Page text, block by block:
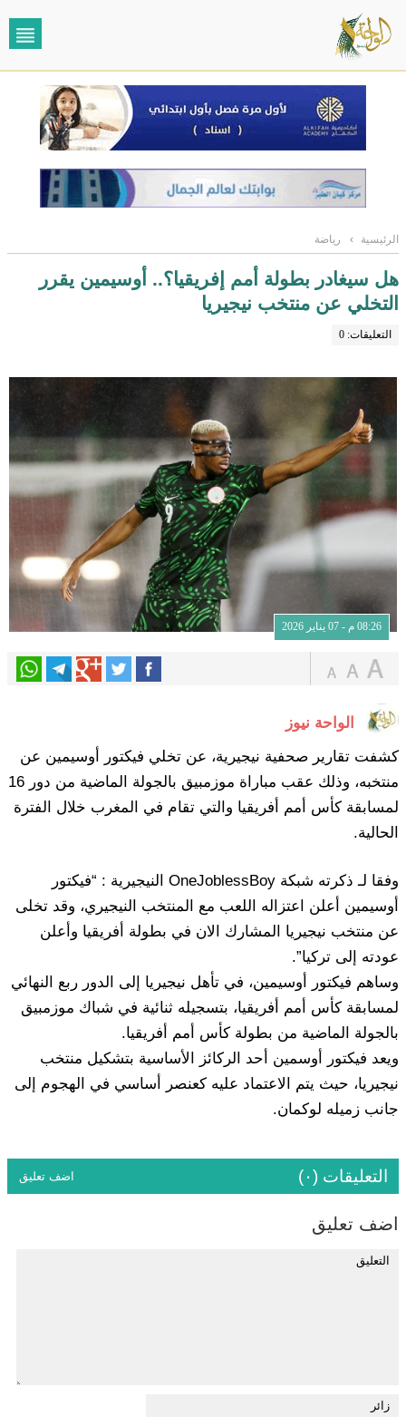
الرئيسية › رياضة
هل سيغادر بطولة أمم إفريقيا؟.. أوسيمين يقرر
التخلي عن منتخب نيجيريا
التعليقات: 0
08:26 م - 07 يناير 2026
الواحة نيوز
كشفت تقارير صحفية نيجيرية، عن تخلي فيكتور أوسيمين عن
منتخبه، وذلك عقب مباراة موزمبيق بالجولة الماضية من دور 16
لمسابقة كأس أمم أفريقيا والتي تقام في المغرب خلال الفترة
الحالية.
وفقا لـ ذكرته شبكة OneJoblessBoy النيجيرية : “فيكتور
أوسيمين أعلن اعتزاله اللعب مع المنتخب النيجيري، وقد تخلى
عن منتخب نيجيريا المشارك الان في بطولة أفريقيا وأعلن
عودته إلى تركيا”.
وساهم فيكتور أوسيمين، في تأهل نيجيريا إلى الدور ربع النهائي
لمسابقة كأس أمم أفريقيا، بتسجيله ثنائية في شباك موزمبيق
بالجولة الماضية من بطولة كأس أمم أفريقيا.
ويعد فيكتور أوسمين أحد الركائز الأساسية بتشكيل منتخب
نيجيريا، حيث يتم الاعتماد عليه كعنصر أساسي في الهجوم إلى
جانب زميله لوكمان.
التعليقات (٠) اضف تعليق
اضف تعليق